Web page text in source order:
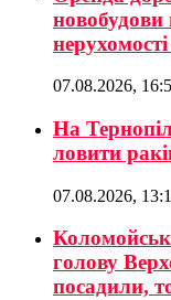
новобудови
07.08.2026,
На
ловити
07.08.2026,
голову
посадили,